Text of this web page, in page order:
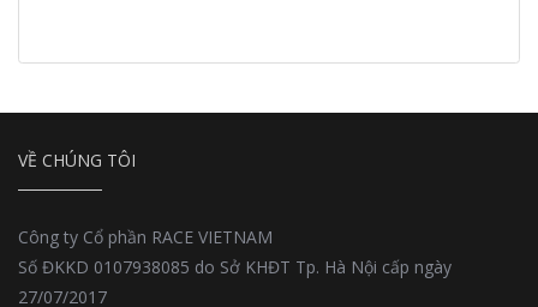
VỀ CHÚNG TÔI
Công ty Cổ phần RACE VIETNAM
Số ĐKKD 0107938085 do Sở KHĐT Tp. Hà Nội cấp ngày
27/07/2017